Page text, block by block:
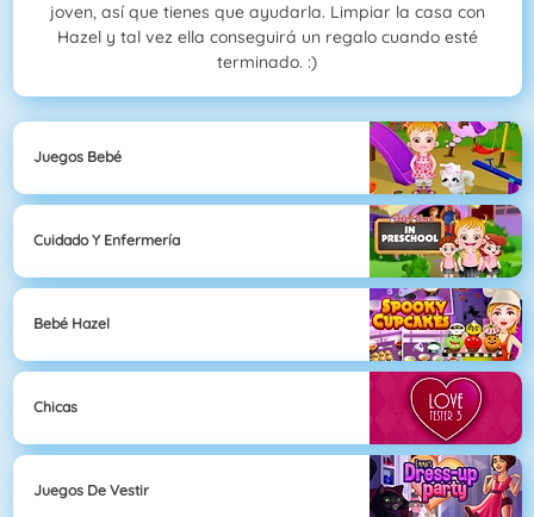
joven, así que tienes que ayudarla. Limpiar la casa con
Hazel y tal vez ella conseguirá un regalo cuando esté
terminado. :)
Juegos Bebé
Cuidado Y Enfermería
Bebé Hazel
Chicas
Juegos De Vestir